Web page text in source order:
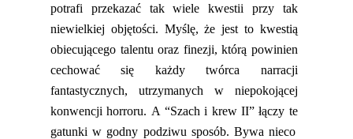
potrafi przekazać tak wiele kwestii przy tak
niewielkiej objętości. Myślę, że jest to kwestią
obiecującego talentu oraz finezji, którą powinien
cechować się każdy twórca narracji
fantastycznych, utrzymanych w niepokojącej
konwencji horroru. A “Szach i krew II” łączy te
gatunki w godny podziwu sposób. Bywa nieco